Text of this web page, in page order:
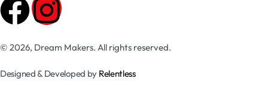
© 2026, Dream Makers. All rights reserved.
Designed & Developed by Relentless